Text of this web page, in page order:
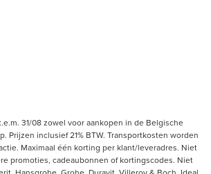
31/08 zowel voor aankopen in de Belgische
Prijzen inclusief 21% BTW. Transportkosten worden
Maximaal één korting per klant/leveradres. Niet
promoties, cadeaubonnen of kortingscodes. Niet